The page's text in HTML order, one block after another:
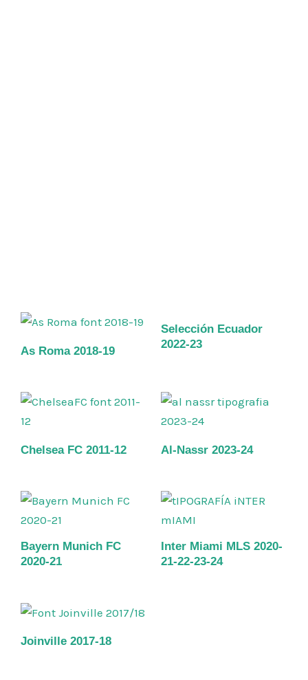
As Roma 2018-19
Selección Ecuador
2022-23
Chelsea FC 2011-12 Al-Nassr 2023-24
Bayern Munich FC
2020-21
Inter Miami MLS 2020-
21-22-23-24
Joinville 2017-18